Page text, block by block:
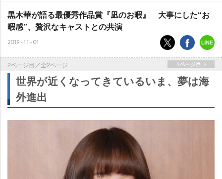
黒木華が語る最優秀作品賞『凪のお暇』 大事にした“お
暇感”、贅沢なキャストとの共演
2019-11-01
2ページ目／全2ページ 1ページ目
世界が近くなってきているいま、夢は海
外進出